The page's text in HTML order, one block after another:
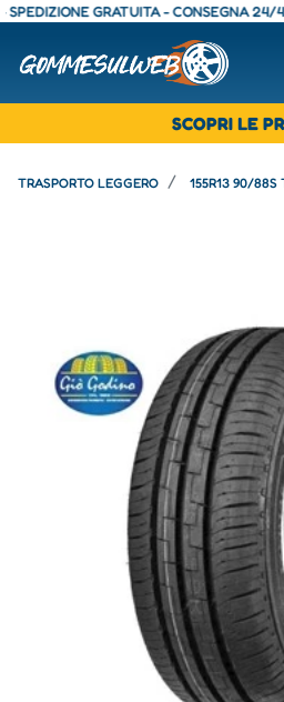
GRATUITA - CONSEGNA 24/48
SCOPRI LE
TRASPORTO LEGGERO 155R13 90/88S